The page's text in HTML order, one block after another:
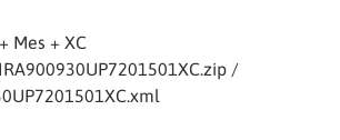
Mes + XC
/